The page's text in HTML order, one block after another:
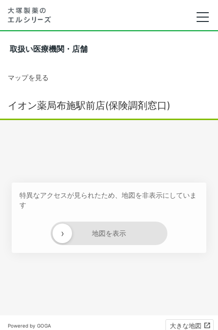
取扱い医療機関・店舗
マップを見る
イオン薬局布施駅前店(保険調剤窓口)
特異なアクセスが見られたため、地図を非表示にしていま
す
地図を表示
›
Powered by GOGA 大きな地図